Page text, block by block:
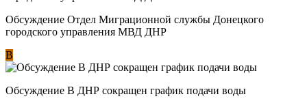
Обсуждение Отдел Миграционной службы Донецкого
городского управления МВД ДНР
В
Обсуждение В ДНР сокращен график подачи воды